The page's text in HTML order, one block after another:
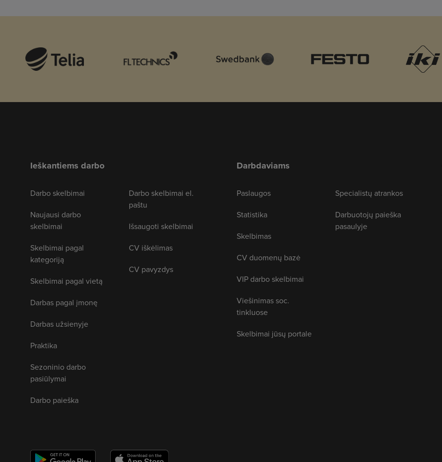
Ieškantiems darbo
Darbo skelbimai
Naujausi darbo
skelbimai
Skelbimai pagal
kategoriją
Skelbimai pagal vietą
Darbas pagal įmonę
Darbas užsienyje
Praktika
Sezoninio darbo
pasiūlymai
Darbo paieška
Darbo skelbimai el.
paštu
Išsaugoti skelbimai
CV iškėlimas
CV pavyzdys
Darbdaviams
Paslaugos
Statistika
Skelbimas
CV duomenų bazė
VIP darbo skelbimai
Viešinimas soc.
tinkluose
Skelbimai jūsų portale
Specialistų atrankos
Darbuotojų paieška
pasaulyje